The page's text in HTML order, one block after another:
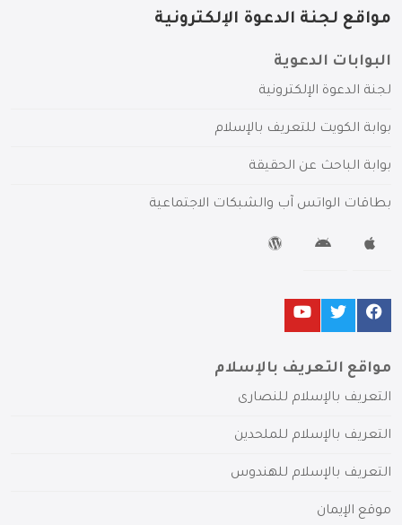
مواقع لجنة الدعوة الإلكترونية
البوابات الدعوية
لجنة الدعوة الإلكترونية
بوابة الكويت للتعريف بالإسلام
بوابة الباحث عن الحقيقة
بطاقات الواتس آب والشبكات الاجتماعية
مواقع التعريف بالإسلام
التعريف بالإسلام للنصارى
التعريف بالإسلام للملحدين
التعريف بالإسلام للهندوس
موقع الإيمان